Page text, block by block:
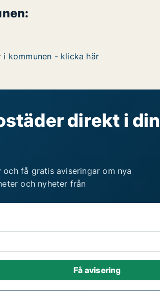
kommunen - klicka här
direkt i din
få gratis aviseringar om nya
och nyheter från